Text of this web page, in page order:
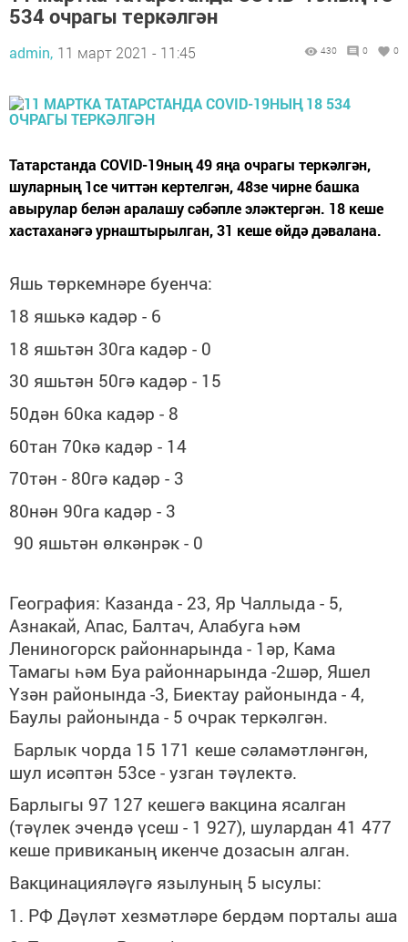
534 очрагы теркәлгән
admin, 11 март 2021 - 11:45 430 0 0
Татарстанда COVID-19ның 49 яңа очрагы теркәлгән,
шуларның 1се читтән кертелгән, 48зе чирне башка
авырулар белән аралашу сәбәпле эләктергән. 18 кеше
хастаханәгә урнаштырылган, 31 кеше өйдә дәвалана.
Яшь төркемнәре буенча:
18 яшькә кадәр - 6
18 яшьтән 30га кадәр - 0
30 яшьтән 50гә кадәр - 15
50дән 60ка кадәр - 8
60тан 70кә кадәр - 14
70тән - 80гә кадәр - 3
80нән 90га кадәр - 3
90 яшьтән өлкәнрәк - 0
География: Казанда - 23, Яр Чаллыда - 5,
Азнакай, Апас, Балтач, Алабуга һәм
Лениногорск районнарында - 1әр, Кама
Тамагы һәм Буа районнарында -2шәр, Яшел
Үзән районында -3, Биектау районында - 4,
Баулы районында - 5 очрак теркәлгән.
Барлык чорда 15 171 кеше сәламәтләнгән,
шул исәптән 53се - узган тәүлектә.
Барлыгы 97 127 кешегә вакцина ясалган
(тәүлек эчендә үсеш - 1 927), шулардан 41 477
кеше привиканың икенче дозасын алган.
Вакцинацияләүгә язылуның 5 ысулы:
1. РФ Дәүләт хезмәтләре бердәм порталы аша